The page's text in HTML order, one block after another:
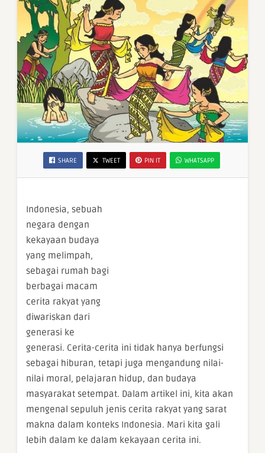
SHARE TWEET PIN IT WHATSAPP
Indonesia, sebuah
negara dengan
kekayaan budaya
yang melimpah,
sebagai rumah bagi
berbagai macam
cerita rakyat yang
diwariskan dari
generasi ke
generasi. Cerita-cerita ini tidak hanya berfungsi
sebagai hiburan, tetapi juga mengandung nilai-
nilai moral, pelajaran hidup, dan budaya
masyarakat setempat. Dalam artikel ini, kita akan
mengenal sepuluh jenis cerita rakyat yang sarat
makna dalam konteks Indonesia. Mari kita gali
lebih dalam ke dalam kekayaan cerita ini.